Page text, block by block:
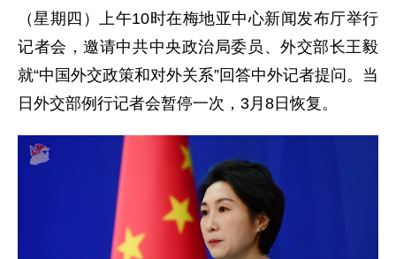
（星期四）上午10时在梅地亚中心新闻发布厅举行
记者会，邀请中共中央政治局委员、外交部长王毅
就“中国外交政策和对外关系”回答中外记者提问。当
日外交部例行记者会暂停一次，3月8日恢复。